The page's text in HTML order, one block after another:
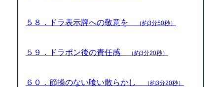
５８．ドラ表示牌への敬意を （約3分50秒）
５９．ドラポン後の責任感 （約3分20秒）
６０．節操のない喰い散らかし （約3分20秒）